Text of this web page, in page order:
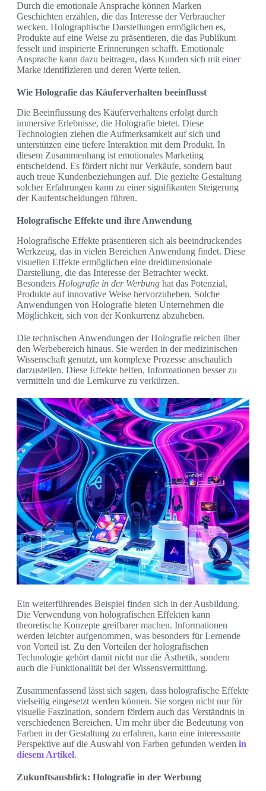
Durch die emotionale Ansprache können Marken
Geschichten erzählen, die das Interesse der Verbraucher
wecken. Holographische Darstellungen ermöglichen es,
Produkte auf eine Weise zu präsentieren, die das Publikum
fesselt und inspirierte Erinnerungen schafft. Emotionale
Ansprache kann dazu beitragen, dass Kunden sich mit einer
Marke identifizieren und deren Werte teilen.
Wie Holografie das Käuferverhalten beeinflusst
Die Beeinflussung des Käuferverhaltens erfolgt durch
immersive Erlebnisse, die Holografie bietet. Diese
Technologien ziehen die Aufmerksamkeit auf sich und
unterstützen eine tiefere Interaktion mit dem Produkt. In
diesem Zusammenhang ist emotionales Marketing
entscheidend. Es fördert nicht nur Verkäufe, sondern baut
auch treue Kundenbeziehungen auf. Die gezielte Gestaltung
solcher Erfahrungen kann zu einer signifikanten Steigerung
der Kaufentscheidungen führen.
Holografische Effekte und ihre Anwendung
Holografische Effekte präsentieren sich als beeindruckendes
Werkzeug, das in vielen Bereichen Anwendung findet. Diese
visuellen Effekte ermöglichen eine dreidimensionale
Darstellung, die das Interesse der Betrachter weckt.
Besonders Holografie in der Werbung hat das Potenzial,
Produkte auf innovative Weise hervorzuheben. Solche
Anwendungen von Holografie bieten Unternehmen die
Möglichkeit, sich von der Konkurrenz abzuheben.
Die technischen Anwendungen der Holografie reichen über
den Werbebereich hinaus. Sie werden in der medizinischen
Wissenschaft genutzt, um komplexe Prozesse anschaulich
darzustellen. Diese Effekte helfen, Informationen besser zu
vermitteln und die Lernkurve zu verkürzen.
Ein weiterführendes Beispiel finden sich in der Ausbildung.
Die Verwendung von holografischen Effekten kann
theoretische Konzepte greifbarer machen. Informationen
werden leichter aufgenommen, was besonders für Lernende
von Vorteil ist. Zu den Vorteilen der holografischen
Technologie gehört damit nicht nur die Ästhetik, sondern
auch die Funktionalität bei der Wissensvermittlung.
Zusammenfassend lässt sich sagen, dass holografische Effekte
vielseitig eingesetzt werden können. Sie sorgen nicht nur für
visuelle Faszination, sondern fördern auch das Verständnis in
verschiedenen Bereichen. Um mehr über die Bedeutung von
Farben in der Gestaltung zu erfahren, kann eine interessante
Perspektive auf die Auswahl von Farben gefunden werden in
diesem Artikel.
Zukunftsausblick: Holografie in der Werbung